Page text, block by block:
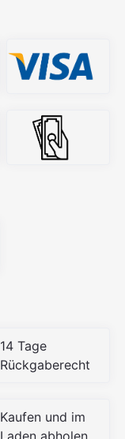
14 Tage
Rückgaberecht
Kaufen und im